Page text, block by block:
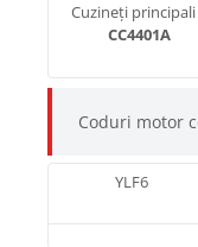
Cuzineți principali
CC4401A
Coduri motor
YLF6